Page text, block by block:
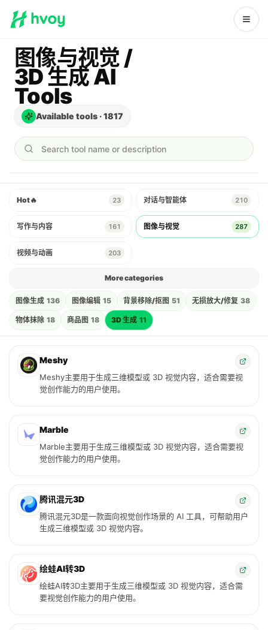
图像与视觉 /
3D 生成 AI
Tools
Available tools ·1817
Search tool name or description
Hot🔥 23 对话与智能体 210
写作与内容 161 图像与视觉 287
视频与动画 203
More categories
图像生成 136 图像编辑 15 背景移除/抠图 51 无损放大/修复 38
物体抹除 18 商品图 18 3D 生成 11
Meshy
Meshy主要用于生成三维模型或 3D 视觉内容，适合需要视
觉创作能力的用户使用。
Marble
Marble主要用于生成三维模型或 3D 视觉内容，适合需要视
觉创作能力的用户使用。
腾讯混元3D
腾讯混元3D是一款面向视觉创作场景的 AI 工具，可帮助用户
生成三维模型或 3D 视觉内容。
绘蛙AI转3D
绘蛙AI转3D主要用于生成三维模型或 3D 视觉内容，适合需
要视觉创作能力的用户使用。